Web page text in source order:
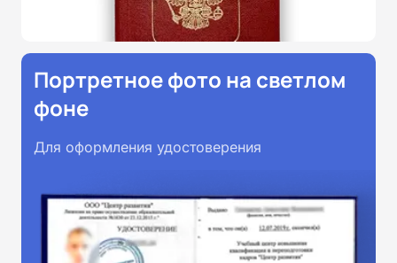
Портретное фото на светлом
фоне
Для оформления удостоверения